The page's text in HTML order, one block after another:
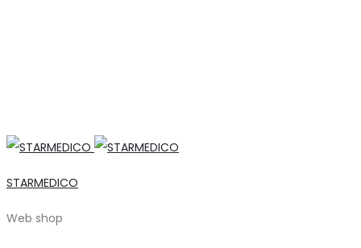
STARMEDICO
Web shop